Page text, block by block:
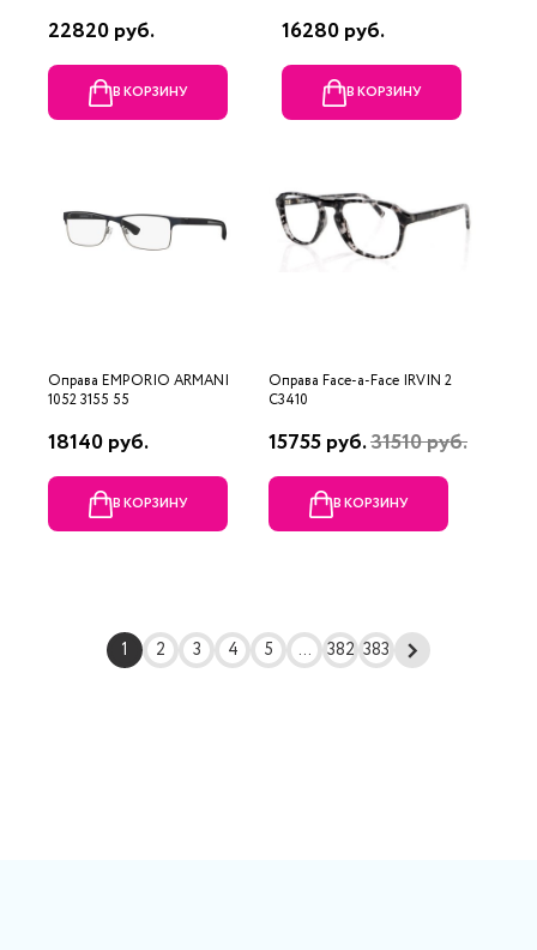
22820 руб.
В КОРЗИНУ
16280 руб.
В КОРЗИНУ
Оправа EMPORIO ARMANI
1052 3155 55
18140 руб.
В КОРЗИНУ
Оправа Face-a-Face IRVIN 2
C3410
15755 руб.31510 руб.
В КОРЗИНУ
1 2 3 4 5 ... 382 383